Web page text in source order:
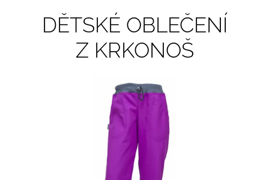
DĚTSKÉ OBLEČENÍ
Z KRKONOŠ